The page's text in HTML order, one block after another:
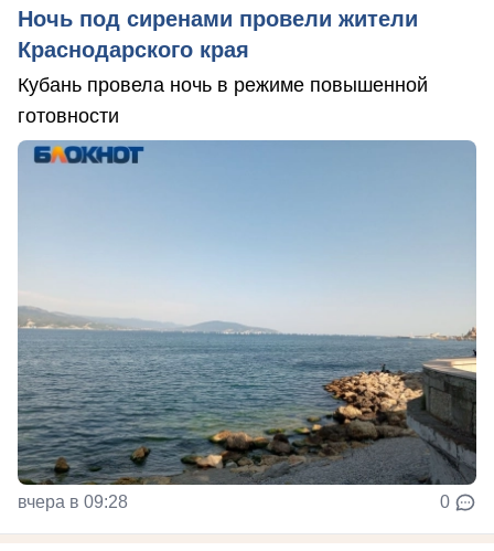
Ночь под сиренами провели жители
Краснодарского края
Кубань провела ночь в режиме повышенной
готовности
вчера в 09:28 0